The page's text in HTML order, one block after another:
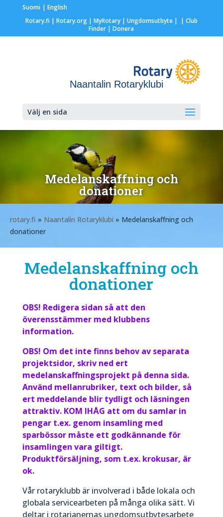
Suomi
English
Rotary.fi | Rotary.org| MyRotary | Ungdomsutbyte| | Club
Finder | Donera
Naantalin Rotaryklubi
Välj en sida
Medelanskaffning och
donationer
rotary.fi » Naantalin Rotaryklubi » Medelanskaffning och
donationer
Medelanskaffning och
donationer
OBS! Redigera sidan så att den
överensstämmer med klubbens
information.
OBS! Om det inte finns behov av separata
projektsidor, skriv ned ert
medelanskaffningsprojekt på denna sida.
Använd mellanrubriker, text och bilder, så
ert meddelande blir tydligt och läsningen
attraktiv. KOM IHÅG att om du samlar in
pengar t.ex. genom insamling med
sparbössor måste ett godkännande för
insamlingen vara giltigt.
Produktförsäljning, som t.ex. krokusar, är
ok.
Vår rotaryklubb är involverad i både lokala och
globala servicearbeten på många olika sätt. Vi
deltar i rotarianernas ungdomsutbytesarbete